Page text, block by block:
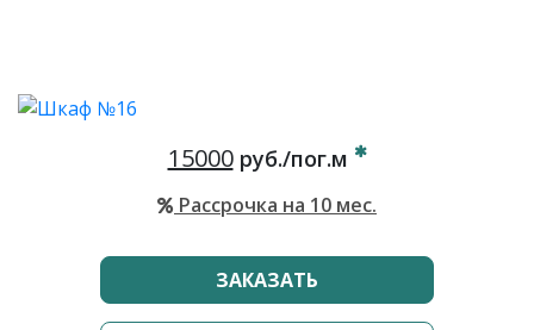
15000руб./пог.м
Рассрочка на 10 мес.
ЗАКАЗАТЬ